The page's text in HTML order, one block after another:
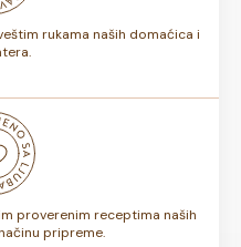
rukama naših domaćica i
proverenim receptima naših
pripreme.